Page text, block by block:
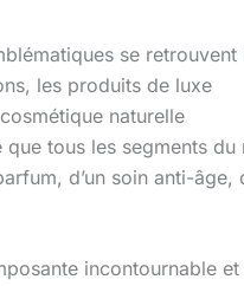
se retrouvent
les produits de luxe
naturelle
tous les segments du
d’un soin anti-âge,
incontournable